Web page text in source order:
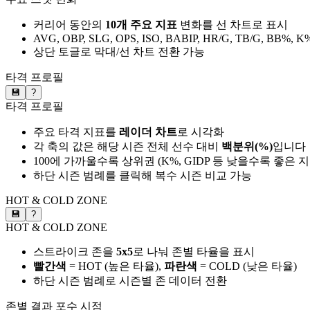
커리어 동안의 10개 주요 지표 변화를 선 차트로 표시
AVG, OBP, SLG, OPS, ISO, BABIP, HR/G, TB/G, BB%,
상단 토글로 막대/선 차트 전환 가능
타격 프로필
💾 ?
타격 프로필
주요 타격 지표를 레이더 차트로 시각화
각 축의 값은 해당 시즌 전체 선수 대비 백분위(%)입니다
100에 가까울수록 상위권 (K%, GIDP 등 낮을수록 좋은
하단 시즌 범례를 클릭해 복수 시즌 비교 가능
HOT & COLD ZONE
💾 ?
HOT & COLD ZONE
스트라이크 존을 5x5로 나눠 존별 타율을 표시
빨간색 = HOT (높은 타율), 파란색 = COLD (낮은 타율)
하단 시즌 범례로 시즌별 존 데이터 전환
존별 결과 포수 시점